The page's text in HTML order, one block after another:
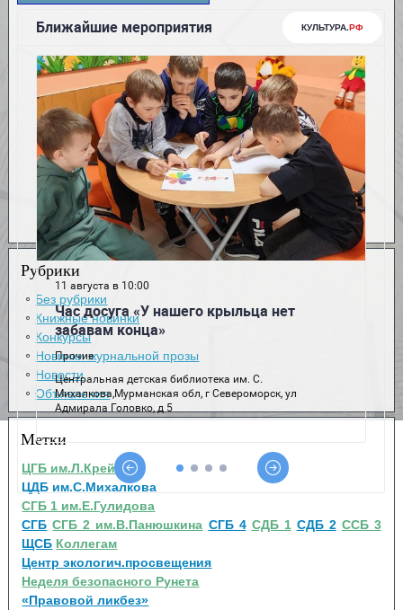
Рубрики
Без рубрики
Книжные новинки
Конкурсы
Новинки журнальной прозы
Новости
Объявления
Метки
ЦГБ им.Л.Крейна
ЦДБ им.С.Михалкова
СГБ 1 им.Е.Гулидова
СГБ СГБ 2 им.В.Панюшкина СГБ 4 СДБ 1 СДБ 2 ССБ 3
ЩСБ Коллегам
Центр экологич.просвещения
Неделя безопасного Рунета
«Правовой ликбез»